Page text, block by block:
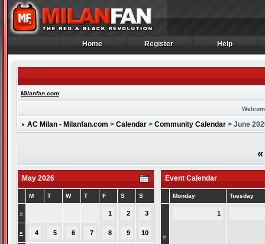
Home
Home Register
Register Help
Help
Milanfan.com
AC Milan - Milanfan.com > Calendar > Community Calendar > June
«
May 2026
M T W T F S S
» 1 2 3
» 4 5 6 7 8 9 10
Event Calendar
Monday Tuesday
»
1